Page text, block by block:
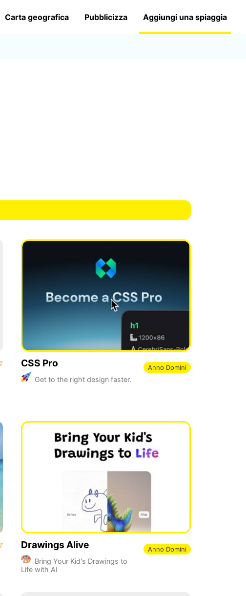
Carta geografica Pubblicizza Aggiungi una spiaggia
CSS Pro
Get to the right design faster.
Anno Domini
Drawings Alive
Bring Your Kid's Drawings to
Life with AI
Anno Domini